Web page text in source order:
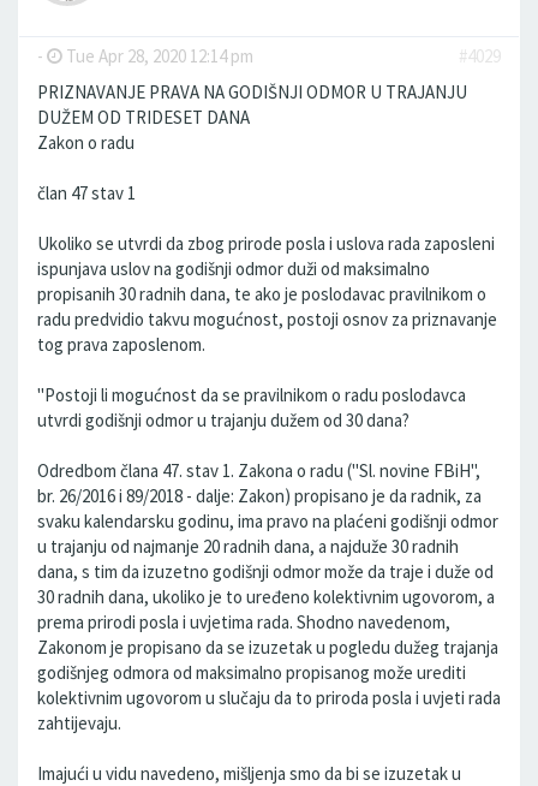
- Tue Apr 28, 2020 12:14 pm
#4029
PRIZNAVANJE PRAVA NA GODIŠNJI ODMOR U TRAJANJU
DUŽEM OD TRIDESET DANA
Zakon o radu
član 47 stav 1
Ukoliko se utvrdi da zbog prirode posla i uslova rada zaposleni
ispunjava uslov na godišnji odmor duži od maksimalno
propisanih 30 radnih dana, te ako je poslodavac pravilnikom o
radu predvidio takvu mogućnost, postoji osnov za priznavanje
tog prava zaposlenom.
"Postoji li mogućnost da se pravilnikom o radu poslodavca
utvrdi godišnji odmor u trajanju dužem od 30 dana?
Odredbom člana 47. stav 1. Zakona o radu ("Sl. novine FBiH",
br. 26/2016 i 89/2018 - dalje: Zakon) propisano je da radnik, za
svaku kalendarsku godinu, ima pravo na plaćeni godišnji odmor
u trajanju od najmanje 20 radnih dana, a najduže 30 radnih
dana, s tim da izuzetno godišnji odmor može da traje i duže od
30 radnih dana, ukoliko je to uređeno kolektivnim ugovorom, a
prema prirodi posla i uvjetima rada. Shodno navedenom,
Zakonom je propisano da se izuzetak u pogledu dužeg trajanja
godišnjeg odmora od maksimalno propisanog može urediti
kolektivnim ugovorom u slučaju da to priroda posla i uvjeti rada
zahtijevaju.
Imajući u vidu navedeno, mišljenja smo da bi se izuzetak u